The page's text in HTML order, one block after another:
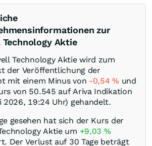
zur
Aktie
Technology Aktie wird zum
der Veröffentlichung der
mit einem Minus von -0,54% und
von 50.545 auf Ariva Indikation
2026, 19:24 Uhr) gehandelt.
gesehen hat sich der Kurs der
Aktie um +9,03 %
Der Verlust auf 30 Tage beträgt